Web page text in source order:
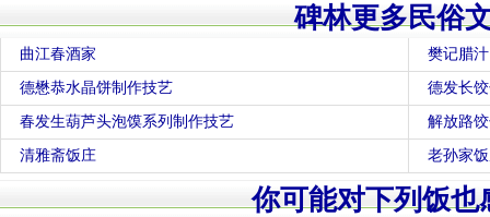
碑林更多民俗
曲江春酒家 樊记腊
德懋恭水晶饼制作技艺 德发长
春发生葫芦头泡馍系列制作技艺 解放路
清雅斋饭庄 老孙家
你可能对下列饭也